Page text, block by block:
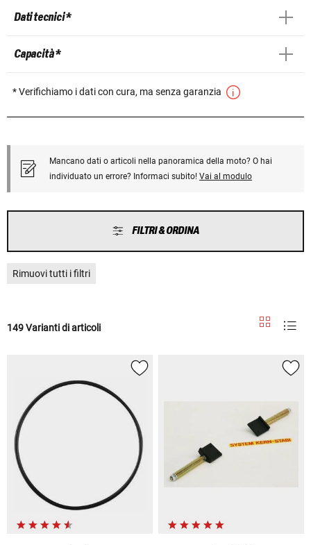
Dati tecnici *
Capacità *
* Verifichiamo i dati con cura, ma senza garanzia
Mancano dati o articoli nella panoramica della moto? O hai
individuato un errore? Informaci subito! Vai al modulo
FILTRI & ORDINA
Rimuovi tutti i filtri
149 Varianti di articoli